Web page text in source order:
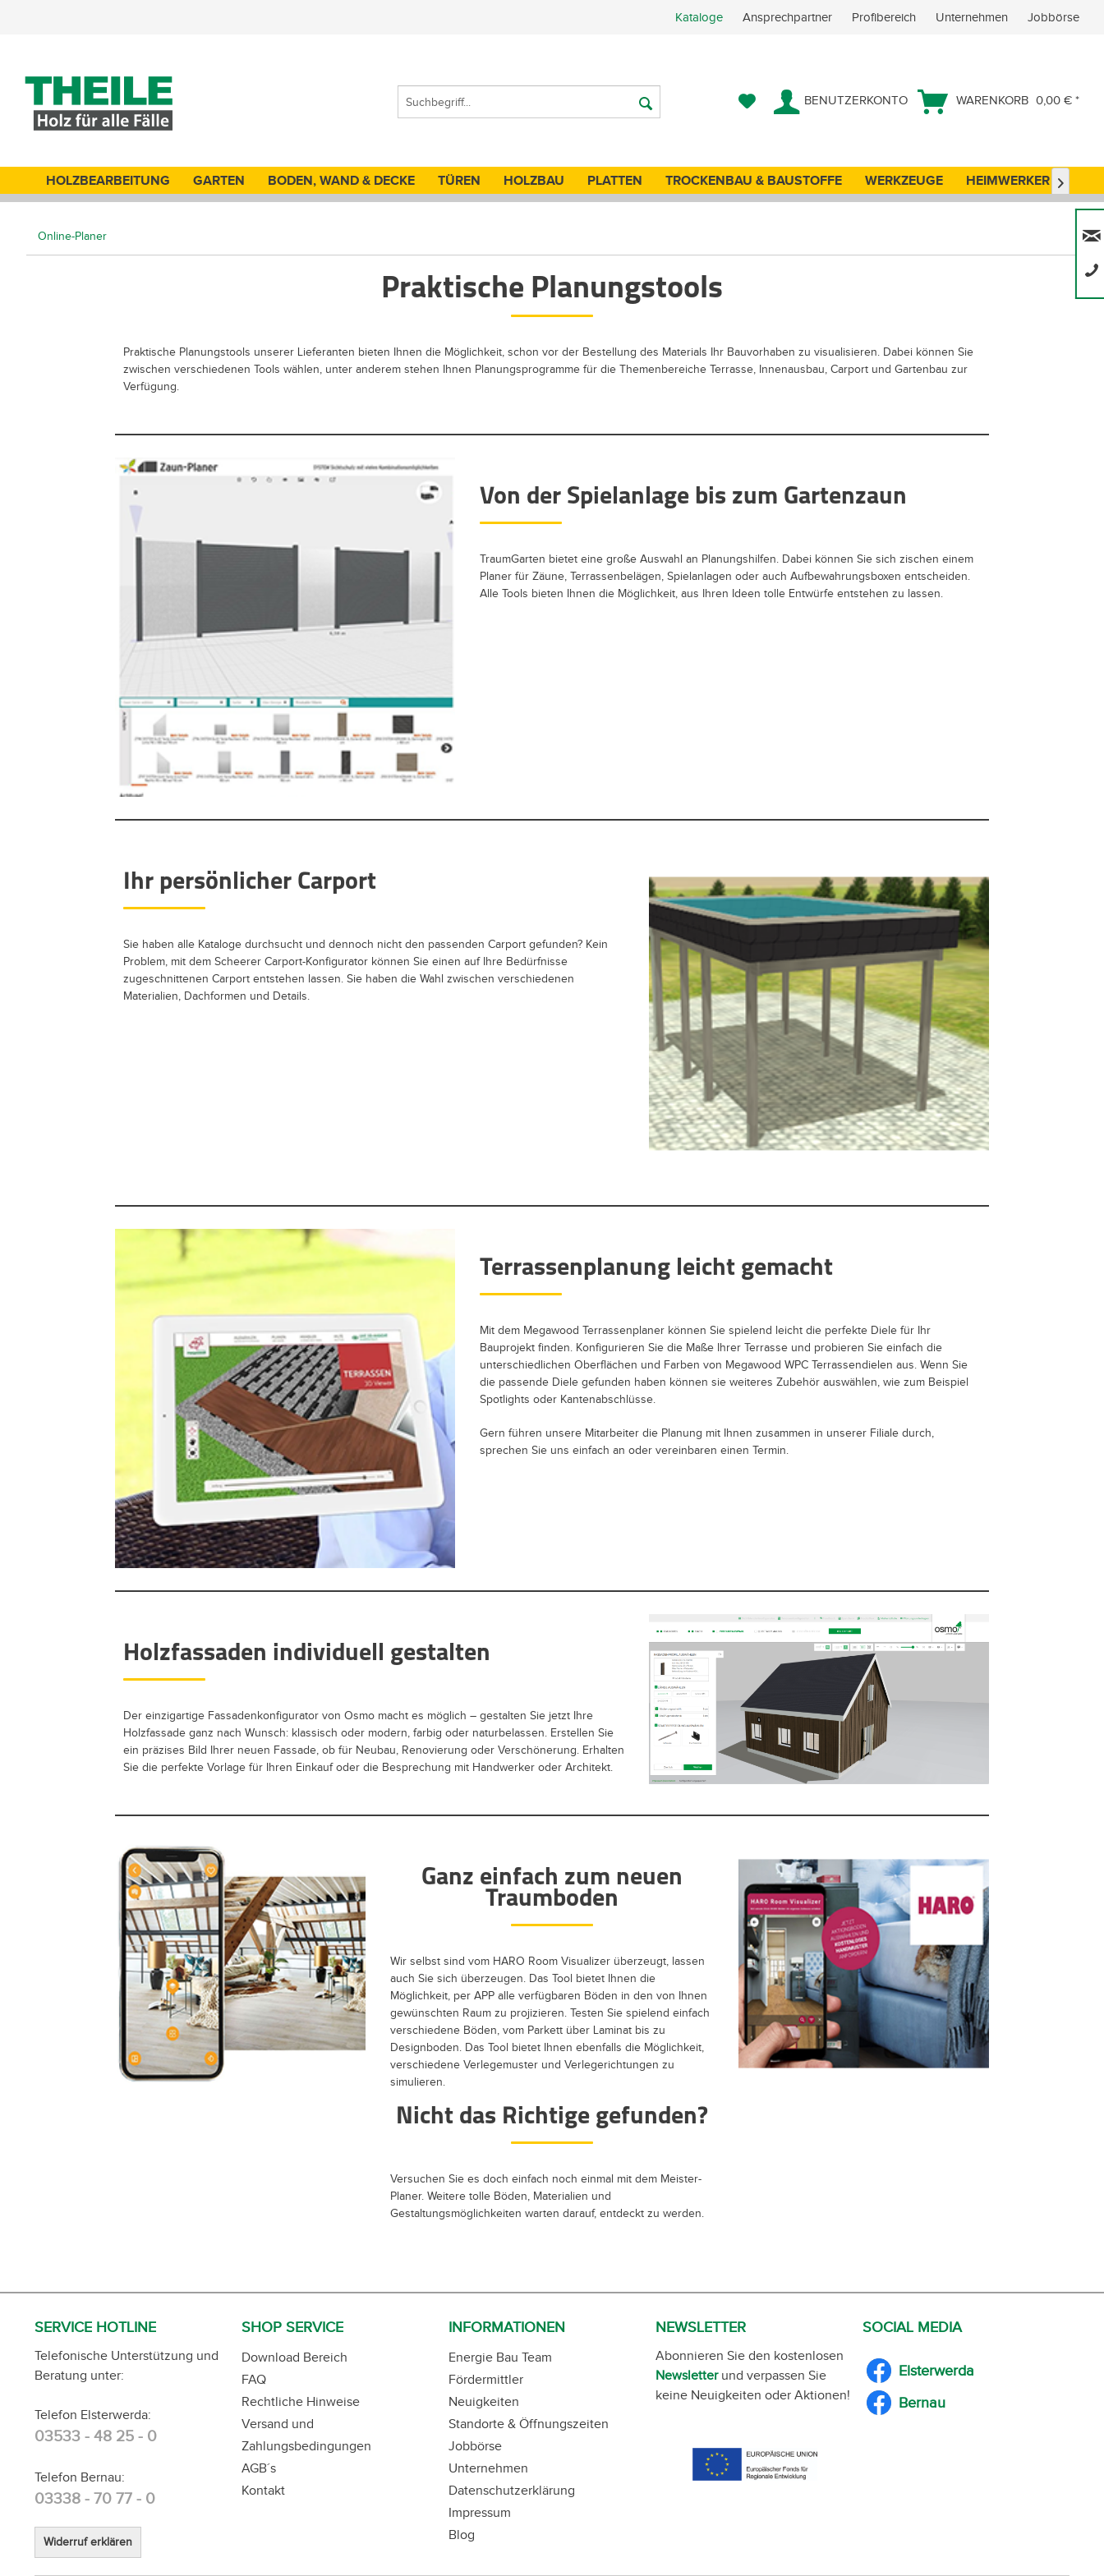
Kataloge Ansprechpartner Profibereich Unternehmen Jobbörse
BENUTZERKONTO WARENKORB 0,00 € *
HOLZBEARBEITUNG GARTEN BODEN, WAND & DECKE TÜREN HOLZBAU PLATTEN TROCKENBAU & BAUSTOFFE WERKZEUGE HEIMWERKER 
Online-Planer
Praktische Planungstools
Praktische Planungstools unserer Lieferanten bieten Ihnen die Möglichkeit, schon vor der Bestellung des Materials Ihr Bauvorhaben zu visualisieren. Dabei können Sie
zwischen verschiedenen Tools wählen, unter anderem stehen Ihnen Planungsprogramme für die Themenbereiche Terrasse, Innenausbau, Carport und Gartenbau zur
Verfügung.
Von der Spielanlage bis zum Gartenzaun
TraumGarten bietet eine große Auswahl an Planungshilfen. Dabei können Sie sich zischen einem
Planer für Zäune, Terrassenbelägen, Spielanlagen oder auch Aufbewahrungsboxen entscheiden.
Alle Tools bieten Ihnen die Möglichkeit, aus Ihren Ideen tolle Entwürfe entstehen zu lassen.
Ihr persönlicher Carport
Sie haben alle Kataloge durchsucht und dennoch nicht den passenden Carport gefunden? Kein
Problem, mit dem Scheerer Carport-Konfigurator können Sie einen auf Ihre Bedürfnisse
zugeschnittenen Carport entstehen lassen. Sie haben die Wahl zwischen verschiedenen
Materialien, Dachformen und Details.
Terrassenplanung leicht gemacht
Mit dem Megawood Terrassenplaner können Sie spielend leicht die perfekte Diele für Ihr
Bauprojekt finden. Konfigurieren Sie die Maße Ihrer Terrasse und probieren Sie einfach die
unterschiedlichen Oberflächen und Farben von Megawood WPC Terrassendielen aus. Wenn Sie
die passende Diele gefunden haben können sie weiteres Zubehör auswählen, wie zum Beispiel
Spotlights oder Kantenabschlüsse.
Gern führen unsere Mitarbeiter die Planung mit Ihnen zusammen in unserer Filiale durch,
sprechen Sie uns einfach an oder vereinbaren einen Termin.
Holzfassaden individuell gestalten
Der einzigartige Fassadenkonfigurator von Osmo macht es möglich – gestalten Sie jetzt Ihre
Holzfassade ganz nach Wunsch: klassisch oder modern, farbig oder naturbelassen. Erstellen Sie
ein präzises Bild Ihrer neuen Fassade, ob für Neubau, Renovierung oder Verschönerung. Erhalten
Sie die perfekte Vorlage für Ihren Einkauf oder die Besprechung mit Handwerker oder Architekt.
Ganz einfach zum neuen
Traumboden
Wir selbst sind vom HARO Room Visualizer überzeugt, lassen
auch Sie sich überzeugen. Das Tool bietet Ihnen die
Möglichkeit, per APP alle verfügbaren Böden in den von Ihnen
gewünschten Raum zu projizieren. Testen Sie spielend einfach
verschiedene Böden, vom Parkett über Laminat bis zu
Designboden. Das Tool bietet Ihnen ebenfalls die Möglichkeit,
verschiedene Verlegemuster und Verlegerichtungen zu
simulieren.
Nicht das Richtige gefunden?
Versuchen Sie es doch einfach noch einmal mit dem Meister-
Planer. Weitere tolle Böden, Materialien und
Gestaltungsmöglichkeiten warten darauf, entdeckt zu werden.
SERVICE HOTLINE
Telefonische Unterstützung und
Beratung unter:
Telefon Elsterwerda:
03533 - 48 25 - 0
Telefon Bernau:
03338 - 70 77 - 0
Widerruf erklären
SHOP SERVICE
Download Bereich
FAQ
Rechtliche Hinweise
Versand und
Zahlungsbedingungen
AGB´s
Kontakt
INFORMATIONEN
Energie Bau Team
Fördermittler
Neuigkeiten
Standorte & Öffnungszeiten
Jobbörse
Unternehmen
Datenschutzerklärung
Impressum
Blog
NEWSLETTER
Abonnieren Sie den kostenlosen
Newsletterund verpassen Sie
keine Neuigkeiten oder Aktionen!
SOCIAL MEDIA
Elsterwerda
Bernau